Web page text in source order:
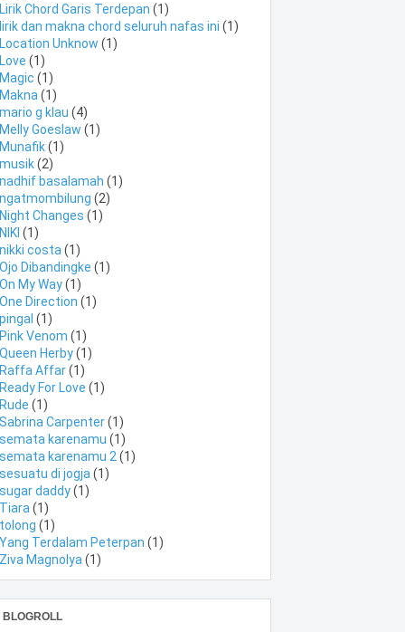
Chord Garis Terdepan (1)
dan makna chord seluruh nafas ini (1)
Unknow (1)
(1)
(1)
(1)
g klau (4)
Goeslaw (1)
(1)
(2)
basalamah (1)
(2)
Changes (1)
(1)
costa (1)
Dibandingke (1)
My Way (1)
Direction (1)
(1)
Venom (1)
Herby (1)
Affar (1)
For Love (1)
(1)
Carpenter (1)
karenamu (1)
karenamu 2 (1)
di jogja (1)
daddy (1)
(1)
(1)
Terdalam Peterpan (1)
Magnolya (1)
BLOGROLL